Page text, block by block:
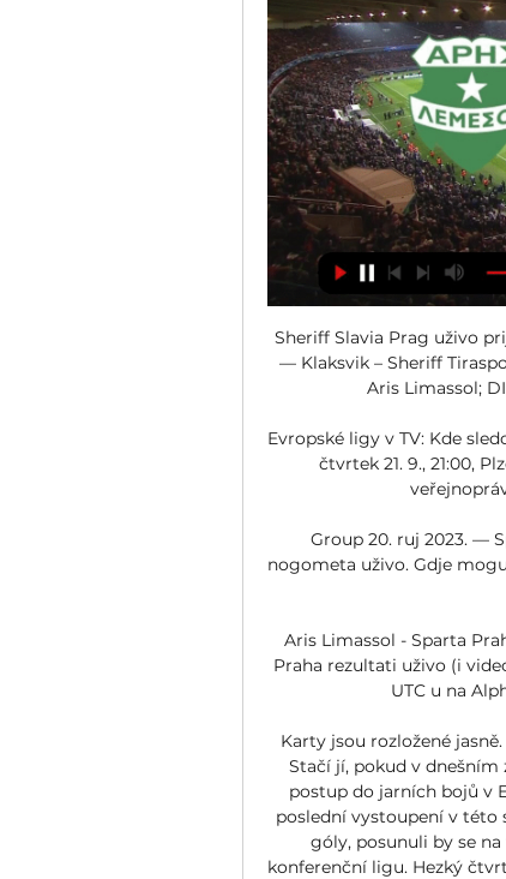
Sheriff Slavia Prag uživo
— Klaksvik – Sheriff
Aris Limassol;
Evropské ligy v TV: Kde
čtvrtek 21. 9., 21:00,
Group 20. ruj 2023. —
nogometa uživo. Gdje
Aris Limassol - Sparta
Praha rezultati uživo (i
UTC u na
Karty jsou rozložené
Stačí jí, pokud v
postup do jarních bojů v
poslední vystoupení v této
góly, posunuli by se
konferenční ligu. Hezký